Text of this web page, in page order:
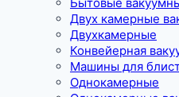
Бытовые
Двух камерные
Двухкамерные
Конвейерная
Машины для
Однокамерные